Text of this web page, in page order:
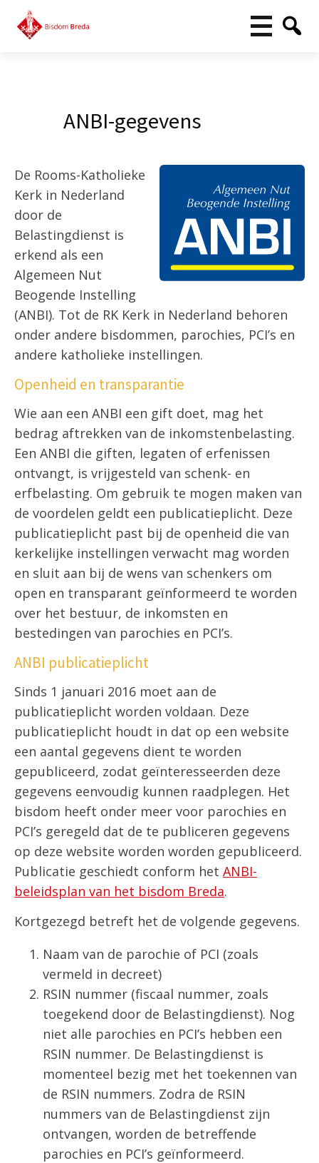
ANBI-gegevens
De Rooms-Katholieke
Kerk in Nederland
door de
Belastingdienst is
erkend als een
Algemeen Nut
Beogende Instelling
(ANBI). Tot de RK Kerk in Nederland behoren
onder andere bisdommen, parochies, PCI’s en
andere katholieke instellingen.
Openheid en transparantie
Wie aan een ANBI een gift doet, mag het
bedrag aftrekken van de inkomstenbelasting.
Een ANBI die giften, legaten of erfenissen
ontvangt, is vrijgesteld van schenk- en
erfbelasting. Om gebruik te mogen maken van
de voordelen geldt een publicatieplicht. Deze
publicatieplicht past bij de openheid die van
kerkelijke instellingen verwacht mag worden
en sluit aan bij de wens van schenkers om
open en transparant geïnformeerd te worden
over het bestuur, de inkomsten en
bestedingen van parochies en PCI’s.
ANBI publicatieplicht
Sinds 1 januari 2016 moet aan de
publicatieplicht worden voldaan. Deze
publicatieplicht houdt in dat op een website
een aantal gegevens dient te worden
gepubliceerd, zodat geïnteresseerden deze
gegevens eenvoudig kunnen raadplegen. Het
bisdom heeft onder meer voor parochies en
PCI’s geregeld dat de te publiceren gegevens
op deze website worden worden gepubliceerd.
Publicatie geschiedt conform het ANBI-
beleidsplan van het bisdom Breda.
Kortgezegd betreft het de volgende gegevens.
Naam van de parochie of PCI (zoals
vermeld in decreet)
RSIN nummer (fiscaal nummer, zoals
toegekend door de Belastingdienst). Nog
niet alle parochies en PCI’s hebben een
RSIN nummer. De Belastingdienst is
momenteel bezig met het toekennen van
de RSIN nummers. Zodra de RSIN
nummers van de Belastingdienst zijn
ontvangen, worden de betreffende
parochies en PCI’s geïnformeerd.